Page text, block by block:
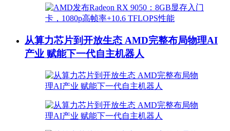
从算力芯片到开放生态 AMD完整布局物理AI
产业 赋能下一代自主机器人